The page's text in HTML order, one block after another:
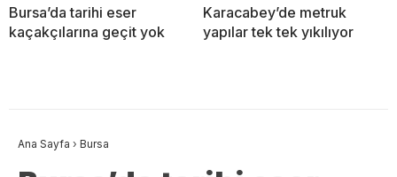
Bursa’da tarihi eser
kaçakçılarına geçit yok
Karacabey’de metruk
yapılar tek tek yıkılıyor
Ana Sayfa › Bursa